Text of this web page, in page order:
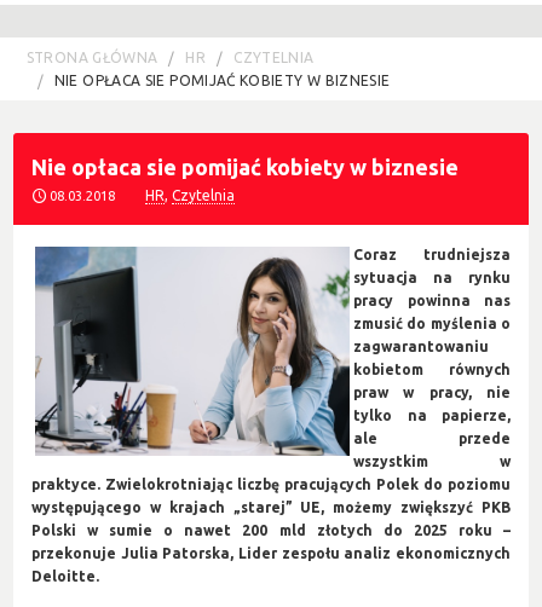
STRONA GŁÓWNA HR
CZYTELNIA
NIE OPŁACA SIE POMIJAĆ KOBIETY W BIZNESIE
Nie opłaca sie pomijać kobiety w biznesie
08.03.2018 HR,Czytelnia
Coraz trudniejsza
sytuacja na rynku
pracy powinna nas
zmusić do myślenia o
zagwarantowaniu
kobietom równych
praw w pracy, nie
tylko na papierze,
ale przede
wszystkim w
praktyce. Zwielokrotniając liczbę pracujących Polek do poziomu
występującego w krajach „starej” UE, możemy zwiększyć PKB
Polski w sumie o nawet 200 mld złotych do 2025 roku –
przekonuje Julia Patorska, Lider zespołu analiz ekonomicznych
Deloitte.